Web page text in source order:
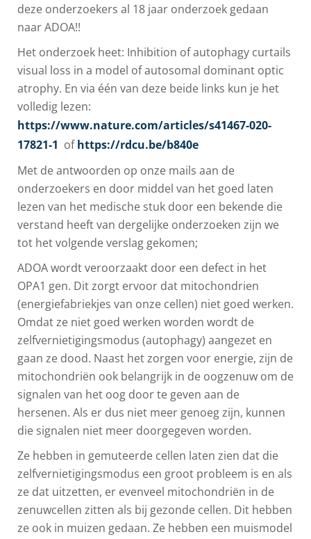
deze onderzoekers al 18 jaar onderzoek gedaan
naar ADOA!!
Het onderzoek heet: Inhibition of autophagy curtails
visual loss in a model of autosomal dominant optic
atrophy. En via één van deze beide links kun je het
volledig lezen:
https://www.nature.com/articles/s41467-020-
17821-1 ofhttps://rdcu.be/b840e
Met de antwoorden op onze mails aan de
onderzoekers en door middel van het goed laten
lezen van het medische stuk door een bekende die
verstand heeft van dergelijke onderzoeken zijn we
tot het volgende verslag gekomen;
ADOA wordt veroorzaakt door een defect in het
OPA1 gen. Dit zorgt ervoor dat mitochondrien
(energiefabriekjes van onze cellen) niet goed werken.
Omdat ze niet goed werken worden wordt de
zelfvernietigingsmodus (autophagy) aangezet en
gaan ze dood. Naast het zorgen voor energie, zijn de
mitochondriën ook belangrijk in de oogzenuw om de
signalen van het oog door te geven aan de
hersenen. Als er dus niet meer genoeg zijn, kunnen
die signalen niet meer doorgegeven worden.
Ze hebben in gemuteerde cellen laten zien dat die
zelfvernietigingsmodus een groot probleem is en als
ze dat uitzetten, er evenveel mitochondriën in de
zenuwcellen zitten als bij gezonde cellen. Dit hebben
ze ook in muizen gedaan. Ze hebben een muismodel